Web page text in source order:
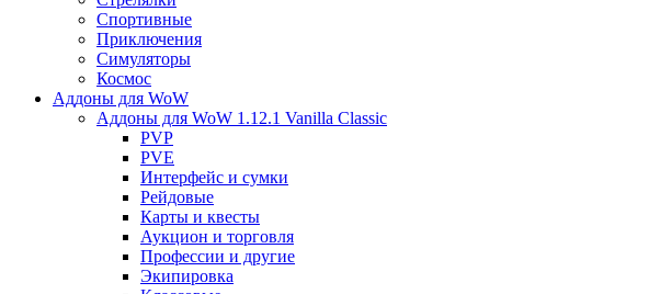
Спортивные
Приключения
Симуляторы
Космос
Аддоны для WoW
Аддоны для WoW 1.12.1 Vanilla Classic
PVP
PVE
Интерфейс и сумки
Рейдовые
Карты и квесты
Аукцион и торговля
Профессии и другие
Экипировка